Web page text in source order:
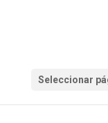
Seleccionar